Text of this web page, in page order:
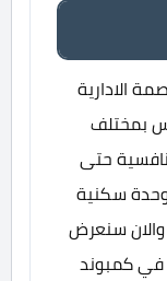
الادارية
بمختلف
حتى
سكنية
حتى 6 سنوات، والان سنعرض
في كمبوند